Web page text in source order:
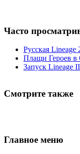
Часто
Русская
Плащи Героев в
Запуск Lineage
Смотрите также
Главное меню